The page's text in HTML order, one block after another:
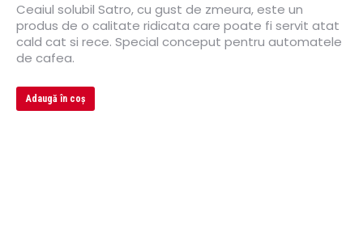
Ceaiul solubil Satro, cu gust de zmeura, este un
produs de o calitate ridicata care poate fi servit atat
cald cat si rece. Special conceput pentru automatele
de cafea.
Adaugă în coș